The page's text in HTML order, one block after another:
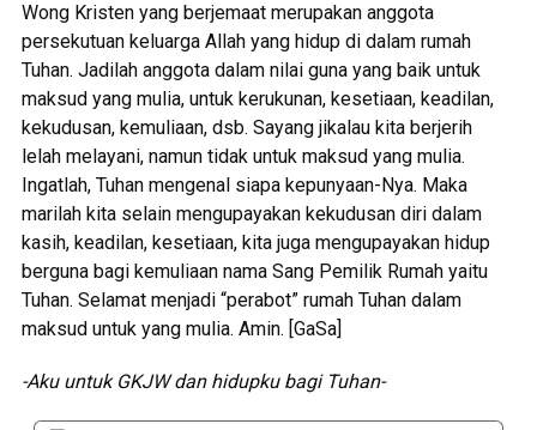
Wong Kristen yang berjemaat merupakan anggota
persekutuan keluarga Allah yang hidup di dalam rumah
Tuhan. Jadilah anggota dalam nilai guna yang baik untuk
maksud yang mulia, untuk kerukunan, kesetiaan, keadilan,
kekudusan, kemuliaan, dsb. Sayang jikalau kita berjerih
lelah melayani, namun tidak untuk maksud yang mulia.
Ingatlah, Tuhan mengenal siapa kepunyaan-Nya. Maka
marilah kita selain mengupayakan kekudusan diri dalam
kasih, keadilan, kesetiaan, kita juga mengupayakan hidup
berguna bagi kemuliaan nama Sang Pemilik Rumah yaitu
Tuhan. Selamat menjadi “perabot” rumah Tuhan dalam
maksud untuk yang mulia. Amin. [GaSa]
-Aku untuk GKJW dan hidupku bagi Tuhan-